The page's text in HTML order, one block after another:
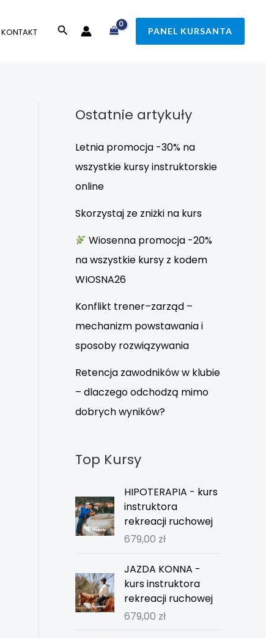
KONTAKT Szukaj PANEL KURSANTA
Ostatnie artykuły
Letnia promocja -30% na
wszystkie kursy instruktorskie
online
Skorzystaj ze zniżki na kurs
Wiosenna promocja -20%
na wszystkie kursy z kodem
WIOSNA26
Konflikt trener–zarząd –
mechanizm powstawania i
sposoby rozwiązywania
Retencja zawodników w klubie
– dlaczego odchodzą mimo
dobrych wyników?
Top Kursy
HIPOTERAPIA - kurs
instruktora
rekreacji ruchowej
679,00 zł
JAZDA KONNA -
kurs instruktora
rekreacji ruchowej
679,00 zł